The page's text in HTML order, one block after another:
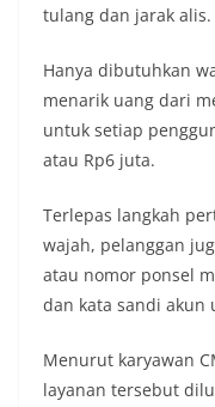
tulang dan jarak alis.
Hanya dibutuhkan
menarik uang dari
untuk setiap
atau Rp6 juta.
Terlepas langkah
wajah, pelanggan
atau nomor ponsel
dan kata sandi akun
Menurut karyawan
layanan tersebut